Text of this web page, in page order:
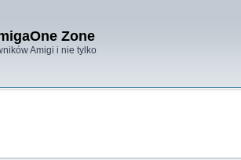
Zone
Amigi i nie tylko